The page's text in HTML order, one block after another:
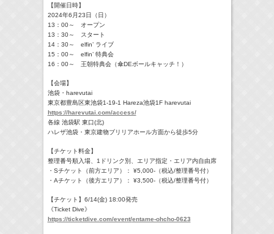
【開催日時】
2024年6月23日（日）
13：00～ オープン
13：30～ スタート
14：30～ elfin’ ライブ
15：00～ elfin’ 特典会
16：00～ 王朝特典会（傘DEボールキャッチ！）
【会場】
池袋・harevutai
東京都豊島区東池袋1-19-1 Hareza池袋1F harevutai
https://harevutai.com/access/
各線 池袋駅 東口(北)
ハレザ池袋・東京建物ブリリアホール方面から徒歩5分
【チケット料金】
整理番号順入場、1ドリンク別、エリア指定・エリア内自由席
・Sチケット（前方エリア）： ¥5,000-（税込/整理番号付）
・Aチケット（後方エリア）： ¥3,500-（税込/整理番号付）
【チケット】6/14(金) 18:00発売
《Ticket Dive》
https://ticketdive.com/event/entame-ohcho-0623